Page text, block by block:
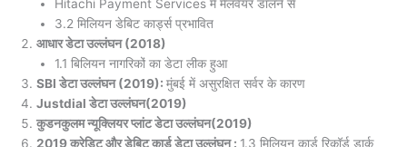
Hitachi Payment Services में मैलवेयर डालने से
3.2 मिलियन डेबिट कार्ड्स प्रभावित
आधार डेटा उल्लंघन (2018)
1.1 बिलियन नागरिकों का डेटा लीक हुआ
SBI डेटा उल्लंघन (2019): मुंबई में असुरक्षित सर्वर के कारण
Justdial डेटा उल्लंघन(2019)
कुडनकुलम न्यूक्लियर प्लांट डेटा उल्लंघन(2019)
2019 क्रेडिट और डेबिट कार्ड डेटा उल्लंघन : 1.3 मिलियन कार्ड रिकॉर्ड डार्क